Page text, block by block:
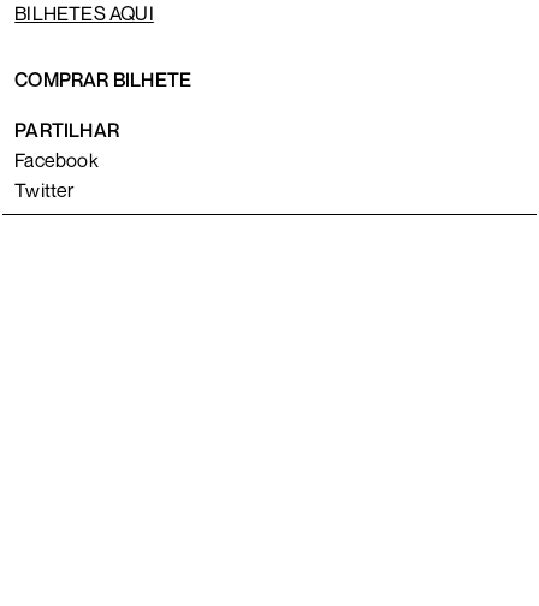
BILHETES AQUI
COMPRAR BILHETE
PARTILHAR
Facebook
Twitter